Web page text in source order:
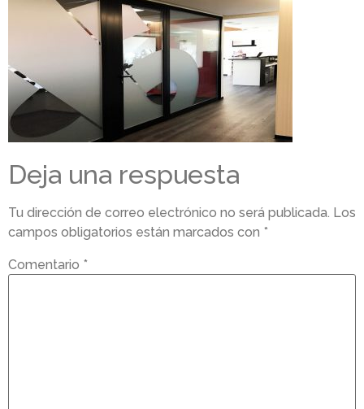
Deja una respuesta
Tu dirección de correo electrónico no será publicada. Los
campos obligatorios están marcados con *
Comentario *